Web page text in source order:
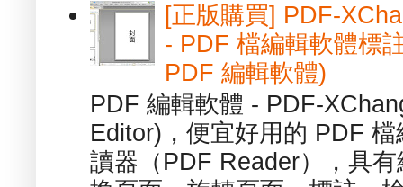
[正版購買] PDF-
- PDF 檔編輯軟體標
PDF 編輯軟體)
PDF 編輯軟體 - PDF-
Editor)，便宜好用的 PDF
讀器（PDF Reader），具